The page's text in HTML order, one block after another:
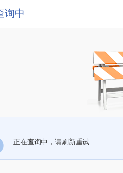
询中
正在查询中，请刷新重试